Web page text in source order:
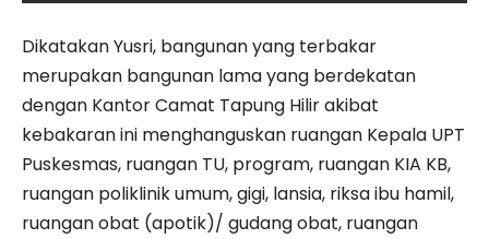
Dikatakan Yusri, bangunan yang terbakar
merupakan bangunan lama yang berdekatan
dengan Kantor Camat Tapung Hilir akibat
kebakaran ini menghanguskan ruangan Kepala UPT
Puskesmas, ruangan TU, program, ruangan KIA KB,
ruangan poliklinik umum, gigi, lansia, riksa ibu hamil,
ruangan obat (apotik)/ gudang obat, ruangan